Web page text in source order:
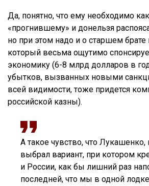
Да, понятно, что ему необходимо
«прогнившему» и донельзя
но при этом надо и о старшем брате
который весьма ощутимо
экономику (6-8 млрд долларов в
убытков, вызванных новыми
всей видимости, тоже придется
российской казны).
А такое чувство, что Лукашенко,
выбрал вариант, при котором
и России, как бы лишний раз
последней, что мы в одной